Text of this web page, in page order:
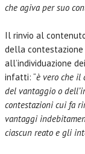
che agiva per suo
Il rinvio al
della contestazione
all’individuazione
infatti: “è vero che il
del vantaggio o
contestazioni cui fa
vantaggi
ciascun reato e gli